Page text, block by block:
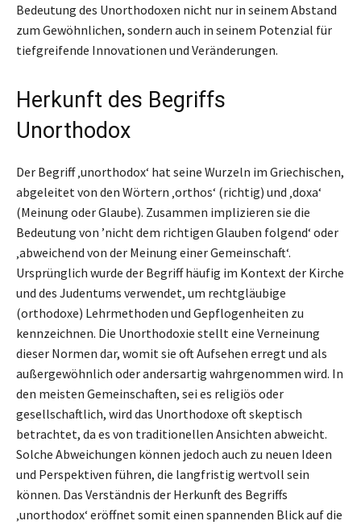
Bedeutung des Unorthodoxen nicht nur in seinem Abstand
zum Gewöhnlichen, sondern auch in seinem Potenzial für
tiefgreifende Innovationen und Veränderungen.
Herkunft des Begriffs
Unorthodox
Der Begriff ‚unorthodox‘ hat seine Wurzeln im Griechischen,
abgeleitet von den Wörtern ‚orthos‘ (richtig) und ‚doxa‘
(Meinung oder Glaube). Zusammen implizieren sie die
Bedeutung von ’nicht dem richtigen Glauben folgend‘ oder
‚abweichend von der Meinung einer Gemeinschaft‘.
Ursprünglich wurde der Begriff häufig im Kontext der Kirche
und des Judentums verwendet, um rechtgläubige
(orthodoxe) Lehrmethoden und Gepflogenheiten zu
kennzeichnen. Die Unorthodoxie stellt eine Verneinung
dieser Normen dar, womit sie oft Aufsehen erregt und als
außergewöhnlich oder andersartig wahrgenommen wird. In
den meisten Gemeinschaften, sei es religiös oder
gesellschaftlich, wird das Unorthodoxe oft skeptisch
betrachtet, da es von traditionellen Ansichten abweicht.
Solche Abweichungen können jedoch auch zu neuen Ideen
und Perspektiven führen, die langfristig wertvoll sein
können. Das Verständnis der Herkunft des Begriffs
‚unorthodox‘ eröffnet somit einen spannenden Blick auf die